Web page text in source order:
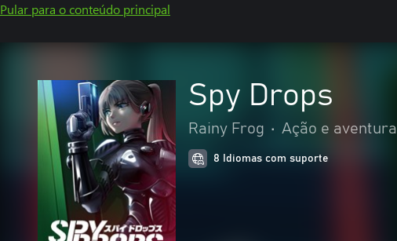
Pular para o conteúdo principal
Spy Drops
Rainy Frog • Ação e aventura
8 Idiomas com suporte